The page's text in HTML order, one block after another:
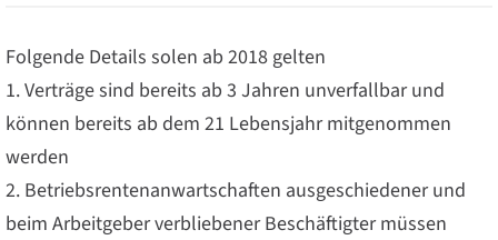
Folgende Details solen ab 2018 gelten
1. Verträge sind bereits ab 3 Jahren unverfallbar und
können bereits ab dem 21 Lebensjahr mitgenommen
werden
2. Betriebsrentenanwartschaften ausgeschiedener und
beim Arbeitgeber verbliebener Beschäftigter müssen